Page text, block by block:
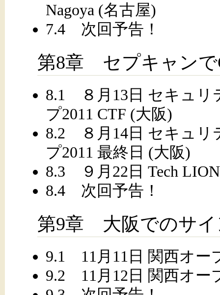
Nagoya (名古屋)
7.4 次回予告！
第8章 セプキャンで
8.1 ８月13日 セキュリ
プ2011 CTF (大阪)
8.2 ８月14日 セキュリ
プ2011 最終日 (大阪)
8.3 ９月22日 Tech
8.4 次回予告！
第9章 大阪でのサイ
9.1 11月11日 関西オー
9.2 11月12日 関西オー